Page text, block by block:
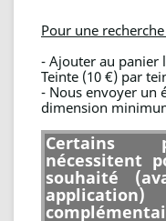
Pour une
- Ajouter au panier
Teinte (10 €) par
- Nous envoyer un
dimension
Certains
nécessitent
souhaité